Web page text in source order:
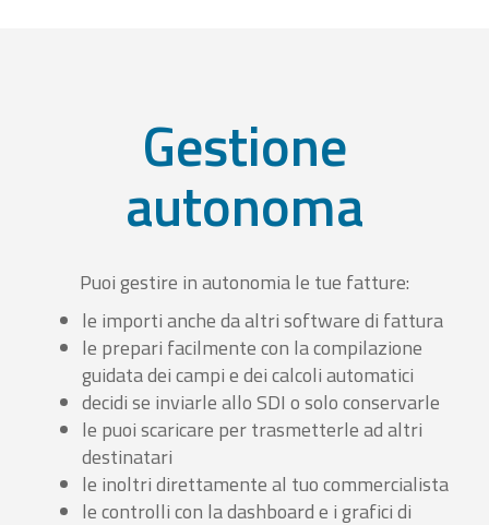
Gestione
autonoma
Puoi gestire in autonomia le tue fatture:
le importi anche da altri software di fattura
le prepari facilmente con la compilazione
guidata dei campi e dei calcoli automatici
decidi se inviarle allo SDI o solo conservarle
le puoi scaricare per trasmetterle ad altri
destinatari
le inoltri direttamente al tuo commercialista
le controlli con la dashboard e i grafici di